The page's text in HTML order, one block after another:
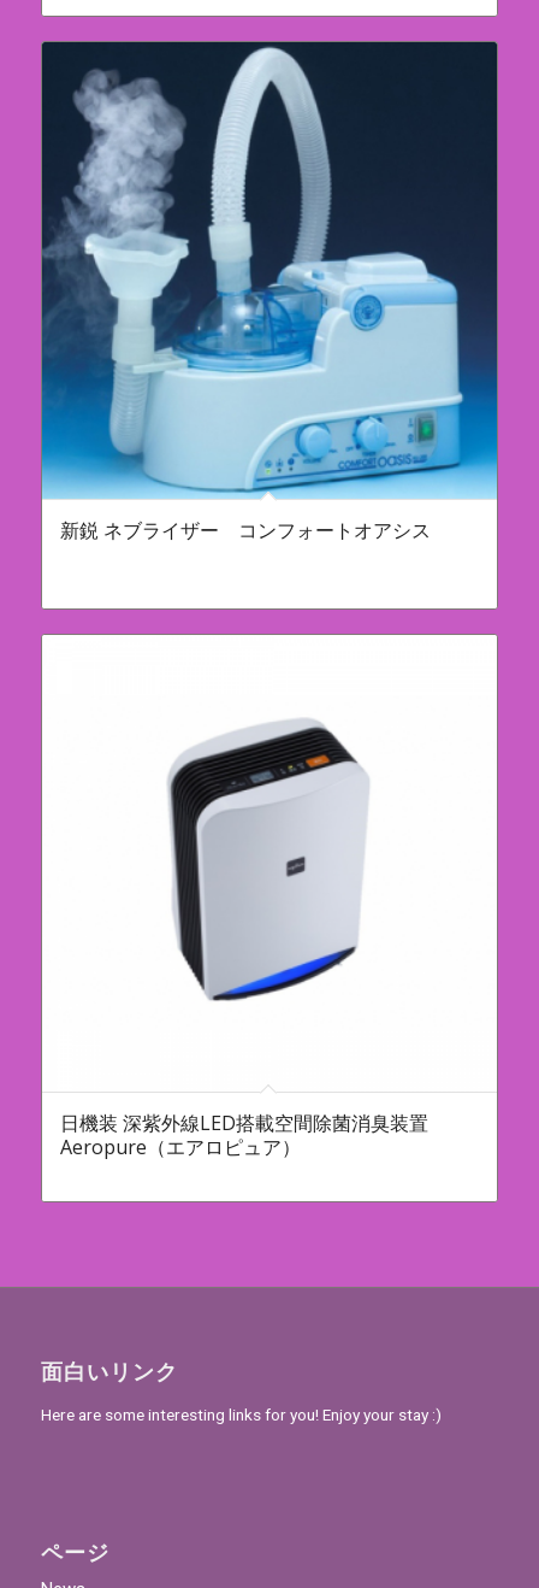
新鋭 ネブライザー コンフォートオアシス
日機装 深紫外線LED搭載空間除菌消臭装置
Aeropure（エアロピュア）
面白いリンク
Here are some interesting links for you! Enjoy your stay :)
ページ